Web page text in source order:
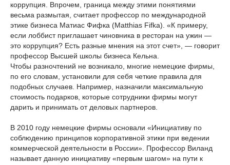
коррупция. Впрочем, граница между этими понятиями
весьма размытая, считает профессор по международной
этике бизнеса Матиас Фифка (Matthias Fifka). «К примеру,
если лоббист приглашает чиновника в ресторан на ужин —
это коррупция? Есть разные мнения на этот счет», — говорит
профессор Высшей школы бизнеса Кельна.
Чтобы разночтений не возникало, многие немецкие фирмы,
по его словам, установили для себя четкие правила для
подобных случаев. Например, назначили максимальную
стоимость подарков, которые сотрудники фирмы могут
дарить и принимать от деловых партнеров.
В 2010 году немецкие фирмы основали «Инициативу по
соблюдению принципов корпоративной этики при ведении
коммерческой деятельности в России». Профессор Виланд
называет данную инициативу «первым шагом» на пути к